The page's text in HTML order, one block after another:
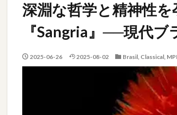
深淵な哲学と精神性
『Sangria』──現代
2025-06-26 2025-08-02 Brasil, Classical,